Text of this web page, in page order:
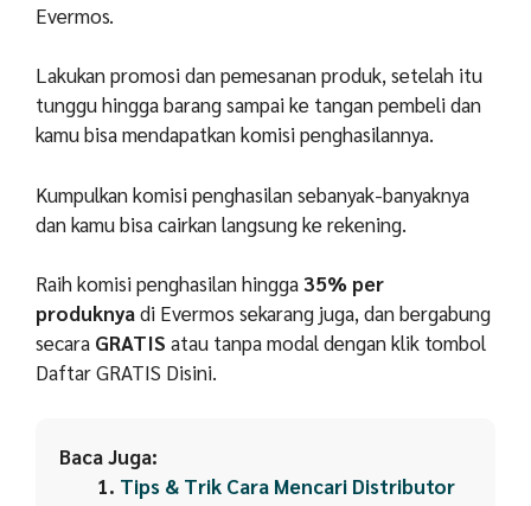
Evermos.
Lakukan promosi dan pemesanan produk, setelah itu
tunggu hingga barang sampai ke tangan pembeli dan
kamu bisa mendapatkan komisi penghasilannya.
Kumpulkan komisi penghasilan sebanyak-banyaknya
dan kamu bisa cairkan langsung ke rekening.
Raih komisi penghasilan hingga35% per
produknyadi Evermos sekarang juga, dan bergabung
secara GRATIS atau tanpa modal dengan klik tombol
Daftar GRATIS Disini.
Baca Juga:
Tips & Trik Cara Mencari Distributor